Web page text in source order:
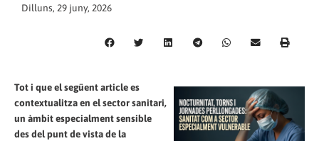
Dilluns, 29 juny, 2026
Tot i que el següent article es
contextualitza en el sector sanitari,
un àmbit especialment sensible
des del punt de vista de la